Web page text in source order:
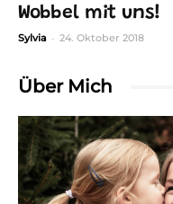
Wobbel mit uns!
Sylvia - 24. Oktober 2018
Über Mich